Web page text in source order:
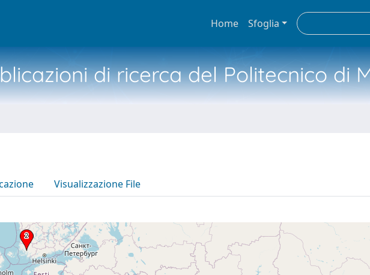
Home Sfoglia
di ricerca del Politecnico di
Visualizzazione File